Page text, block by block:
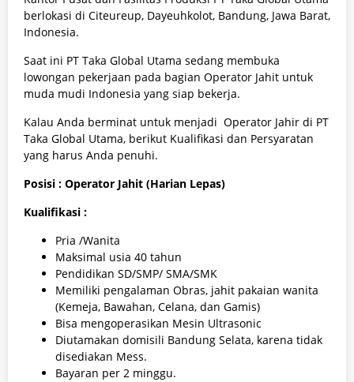
berlokasi di Citeureup, Dayeuhkolot, Bandung, Jawa Barat,
Indonesia.
Saat ini PT Taka Global Utama sedang membuka
lowongan pekerjaan pada bagian Operator Jahit untuk
muda mudi Indonesia yang siap bekerja.
Kalau Anda berminat untuk menjadi Operator Jahir di PT
Taka Global Utama, berikut Kualifikasi dan Persyaratan
yang harus Anda penuhi.
Posisi : Operator Jahit (Harian Lepas)
Kualifikasi :
Pria /Wanita
Maksimal usia 40 tahun
Pendidikan SD/SMP/ SMA/SMK
Memiliki pengalaman Obras, jahit pakaian wanita
(Kemeja, Bawahan, Celana, dan Gamis)
Bisa mengoperasikan Mesin Ultrasonic
Diutamakan domisili Bandung Selata, karena tidak
disediakan Mess.
Bayaran per 2 minggu.